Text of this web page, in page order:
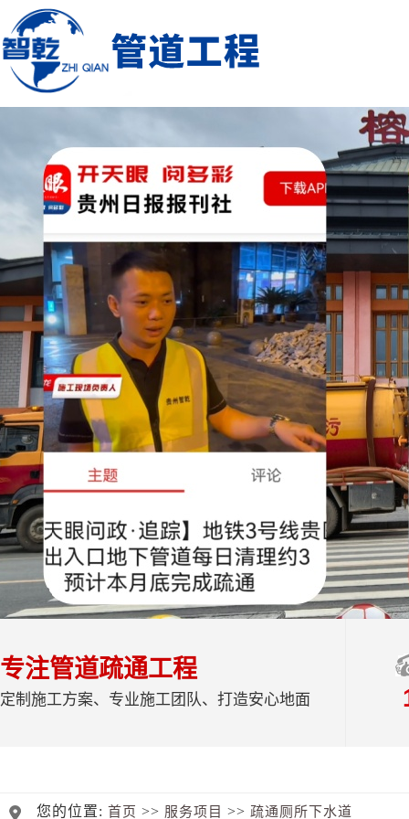
专注管道疏通工程
定制施工方案、专业施工团队、打造安心地面
您的位置: 首页 >> 服务项目 >> 疏通厕所下水道